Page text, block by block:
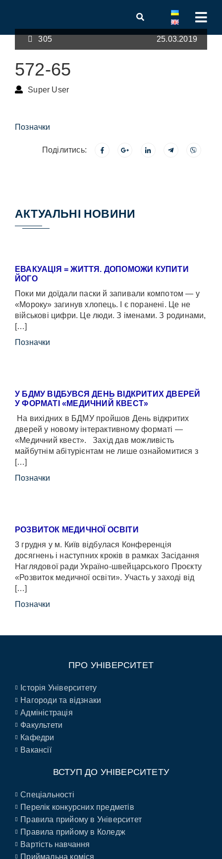
305 25.03.2019
572-65
Super User
Позначки
Поділитись:
АКТУАЛЬНІ НОВИНИ
ЕВАКУАЦІЯ = ЖИТТЯ. ДОПОМОЖИ КУПИТИ
ЙОГО
Поки ми доїдали паски й запивали компотом — у
«Мороку» загинув хлопець. І є поранені. Це не
військові цифри. Це люди. З іменами. З родинами,
[…]
Позначки
У БДМУ ВІДБУВСЯ ДЕНЬ ВІДКРИТИХ ДВЕРЕЙ
У ФОРМАТІ «МЕДИЧНИЙ КВЕСТ»
На вихідних в БДМУ пройшов День відкритих
дверей у новому інтерактивному форматі —
«Медичний квест». Захід дав можливість
майбутнім абітурієнтам не лише ознайомитися з
[…]
Позначки
РОЗВИТОК МЕДИЧНОЇ ОСВІТИ
3 грудня у м. Київ відбулася Конференція
досягнень і наступних кроків в рамках Засідання
Наглядової ради Україно-швейцарського Проєкту
«Розвиток медичної освіти». Участь у заході від
[…]
Позначки
ПРО УНІВЕРСИТЕТ
Історія Університету
Нагороди та відзнаки
Адміністрація
Факультети
Кафедри
Вакансії
ВСТУП ДО УНІВЕРСИТЕТУ
Спеціальності
Перелік конкурсних предметів
Правила прийому в Університет
Правила прийому в Коледж
Вартість навчання
Приймальна коміся